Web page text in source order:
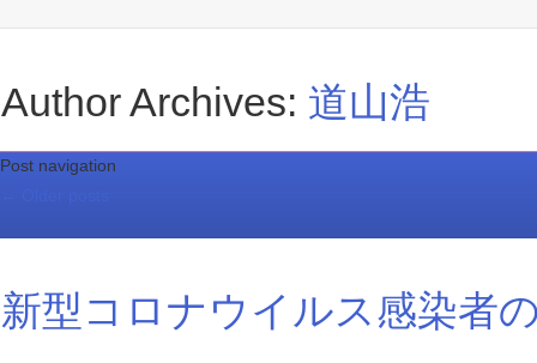
Author Archives: 道山浩
Post navigation
新型コロナウイルス感染者